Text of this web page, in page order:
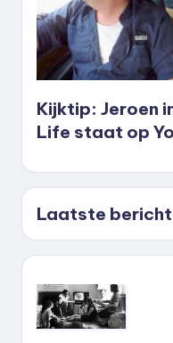
Kijktip: Jeroen
Life staat op
Laatste